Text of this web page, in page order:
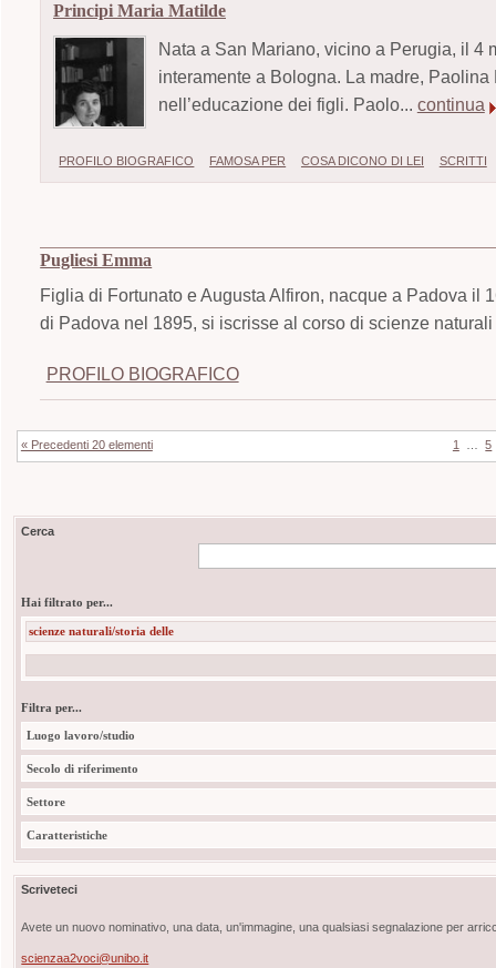
Principi Maria Matilde
Nata a San Mariano, vicino a Perugia, il 4
interamente a Bologna. La madre,
nell’educazione dei figli. Paolo... continua
PROFILO BIOGRAFICO FAMOSA PER COSA DICONO DI LEI SCRITTI
Pugliesi Emma
Figlia di Fortunato e Augusta Alfiron, nacque a Padova il
di Padova nel 1895, si iscrisse al corso di scienze
PROFILO BIOGRAFICO
« Precedenti 20 elementi 1 5
Cerca
Hai filtrato per...
scienze naturali/storia delle
Filtra per...
Luogo lavoro/studio
Secolo di riferimento
Settore
Caratteristiche
Scriveteci
Avete un nuovo nominativo, una data, un'immagine, una qualsiasi segnalazione per
scienzaa2voci@unibo.it